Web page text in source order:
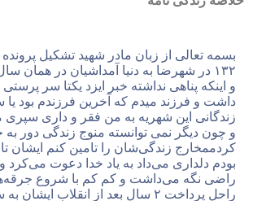
و اینکه پناهی نداشته خبر ایزد یکتا سر
داشت و فرزند میدم که آخرین فرزندم بود
زندگانی این شهریه به من فقر و داری سپری
و چون دیگر نمی توانسته منوج زندگی دور
کردممخارج زندگی‌شان را تامین کنم
بودم دلداری می‌داد به یاد خدا دعوت
راضی نگه می‌داشت و کم کم با شروع